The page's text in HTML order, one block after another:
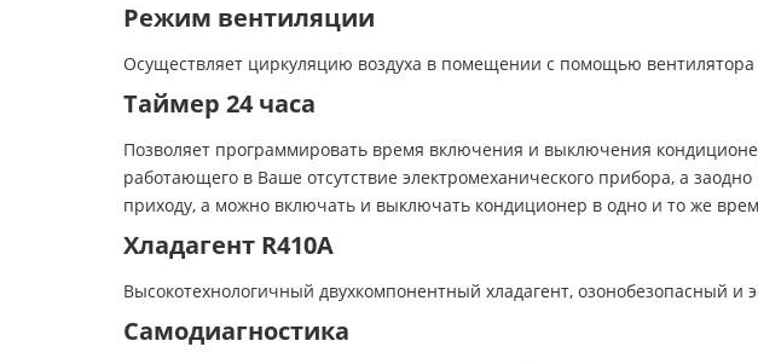
Режим вентиляции
Осуществляет циркуляцию воздуха в помещении с помощью вентилятора
Таймер 24 часа
Позволяет программировать время включения и выключения
работающего в Ваше отсутствие электромеханического прибора, а
приходу, а можно включать и выключать кондиционер в одно и то же
Хладагент R410A
Высокотехнологичный двухкомпонентный хладагент, озонобезопасный и
Самодиагностика